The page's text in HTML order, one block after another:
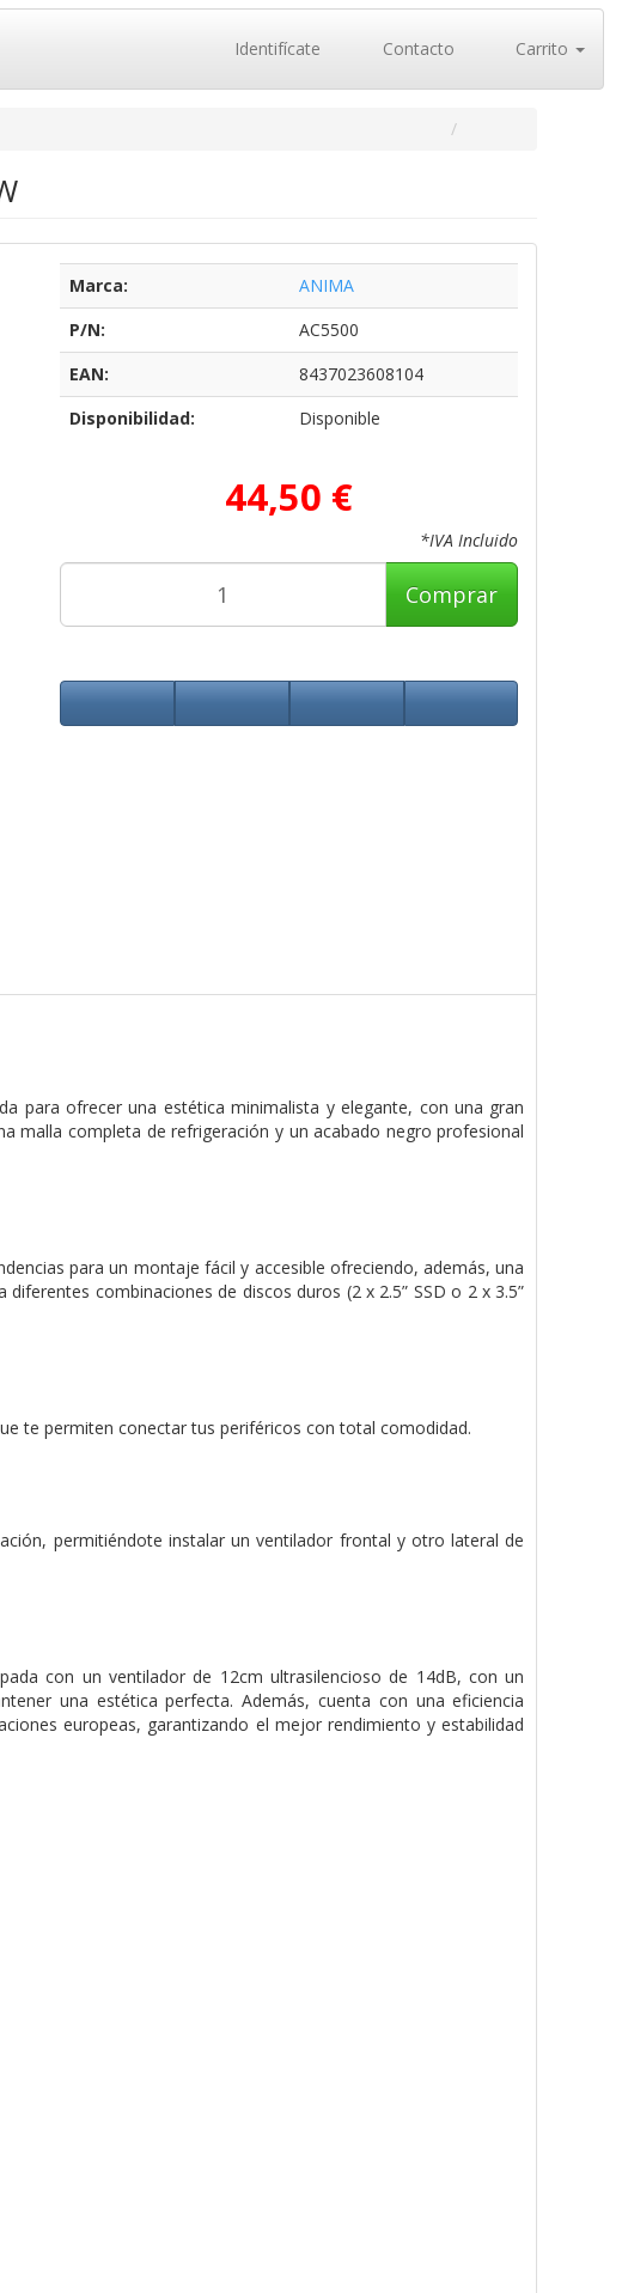
Identifícate Contacto Carrito
Marca:
ANIMA
P/N:
AC5500
EAN:
8437023608104
Disponibilidad:
Disponible
44,50 €
*IVA Incluido
Comprar
para ofrecer una estética minimalista y elegante, con una gran
malla completa de refrigeración y un acabado negro profesional
para un montaje fácil y accesible ofreciendo, además, una
combinaciones de discos duros (2 x 2.5” SSD o 2 x 3.5”
te permiten conectar tus periféricos con total comodidad.
permitiéndote instalar un ventilador frontal y otro lateral de
con un ventilador de 12cm ultrasilencioso de 14dB, con un
una estética perfecta. Además, cuenta con una eficiencia
europeas, garantizando el mejor rendimiento y estabilidad